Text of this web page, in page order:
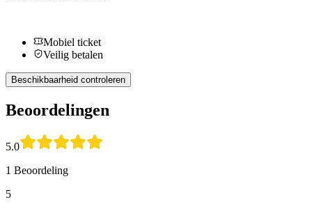
Mobiel ticket
Veilig betalen
Beschikbaarheid controleren
Beoordelingen
5.0
1 Beoordeling
5